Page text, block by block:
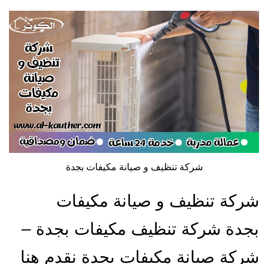
شركة تنظيف و صيانة مكيفات بجدة
شركة تنظيف و صيانة مكيفات
بجدة شركة تنظيف مكيفات بجدة –
شركة صيانة مكيفات بجدة نقدم هنا